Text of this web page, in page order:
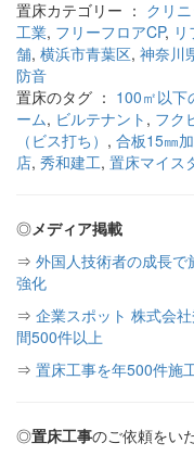
置床カテゴリー ： クリ
工業, フリーフロアCP,
舗, 横浜市青葉区, 神奈川
防音
置床のタグ ： 100㎡以下
ーム, ビルテナント , フク
（ビス打ち） , 合板15㎜
店, 秀和建工, 置床マイス
◎メディア掲載
⇒ 外国人技術者の成長で
強化
⇒ 企業スポット 株式会
間500件以上
⇒ 置床工事を年500件施
◎置床工事のご依頼をい